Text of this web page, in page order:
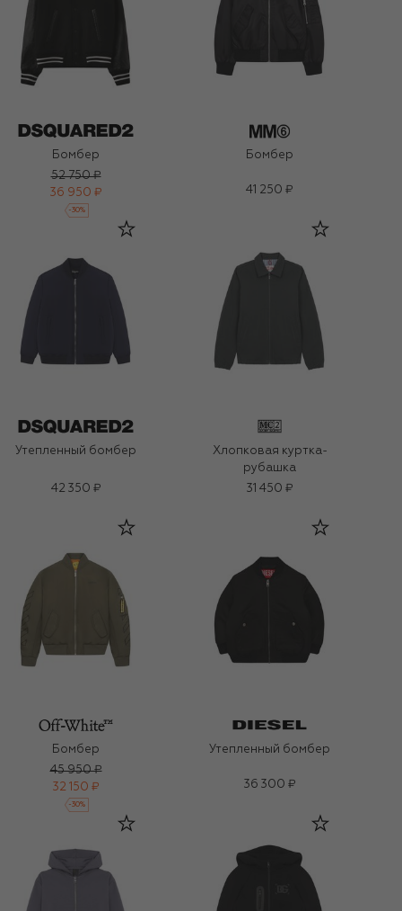
Бомбер
52 750 ₽
36 950 ₽
-30%
Бомбер
41 250 ₽
Утепленный бомбер
42 350 ₽
Хлопковая куртка-
рубашка
31 450 ₽
Бомбер
45 950 ₽
32 150 ₽
-30%
Утепленный бомбер
36 300 ₽